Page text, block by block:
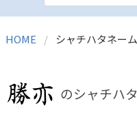
HOME シャチハタネー
のシャチハ